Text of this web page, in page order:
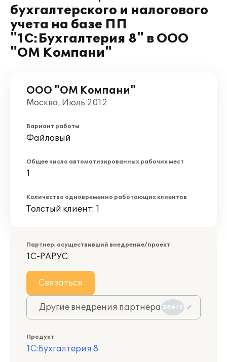
бухгалтерского и налогового
учета на базе ПП
"1С:Бухгалтерия 8" в ООО
"ОМ Компани"
ООО "ОМ Компани"
Москва, Июль 2012
Вариант работы
Файловый
Общее число автоматизированных рабочих мест
1
Количество одновременно работающих клиентов
Толстый клиент: 1
Партнер, осуществивший внедрение/проект
1С-РАРУС
Связаться
Другие внедрения партнера 28473
Продукт
1С:Бухгалтерия 8